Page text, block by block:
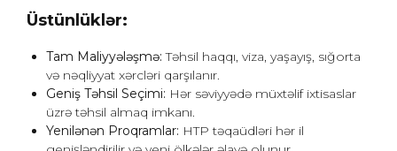
Üstünlüklər:
Tam Maliyyələşmə: Təhsil haqqı, viza, yaşayış, sığorta
və nəqliyyat xərcləri qarşılanır.
Geniş Təhsil Seçimi: Hər səviyyədə müxtəlif ixtisaslar
üzrə təhsil almaq imkanı.
Yenilənən Proqramlar: HTP təqaüdləri hər il